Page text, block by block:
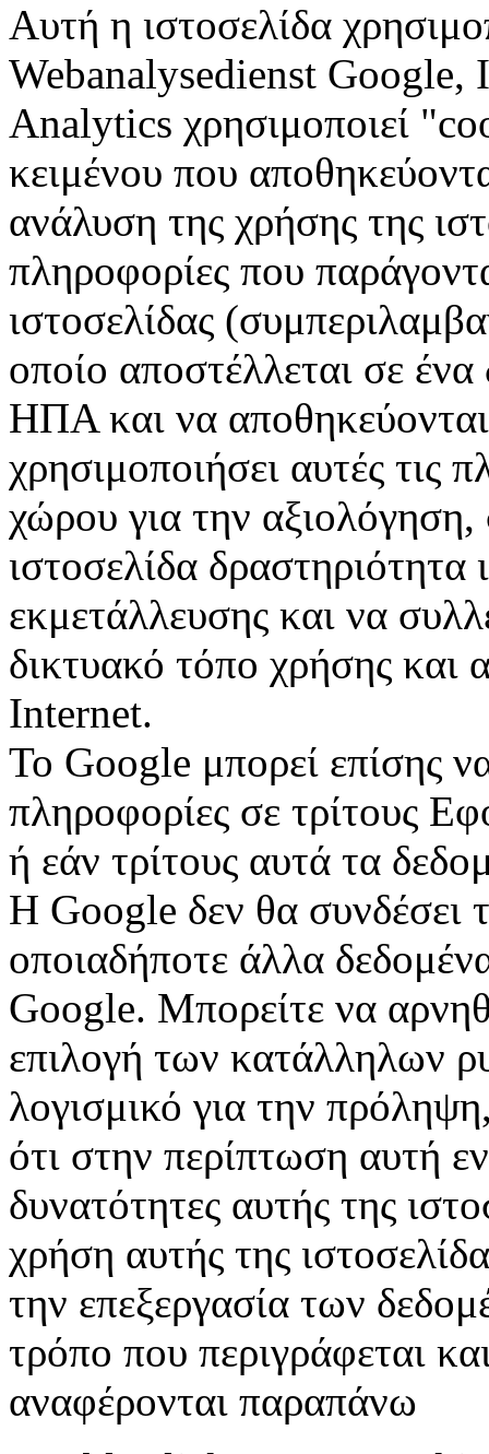
Αυτή η ιστοσελίδα
Webanalysedienst
Analytics χρησιμοποιεί
κειμένου που
ανάλυση της χρήσης της
πληροφορίες που
ιστοσελίδας
οποίο αποστέλλεται σε
ΗΠΑ και να
χρησιμοποιήσει αυτές τις
χώρου για την αξιολόγηση,
ιστοσελίδα δραστηριότητα
εκμετάλλευσης και να
δικτυακό τόπο χρήσης και
Internet.
Το Google μπορεί επίσης
πληροφορίες σε τρίτους
ή εάν τρίτους αυτά τα
Η Google δεν θα συνδέσει
οποιαδήποτε άλλα
Google. Μπορείτε να
επιλογή των κατάλληλων
λογισμικό για την
ότι στην περίπτωση αυτή
δυνατότητες αυτής της
χρήση αυτής της
την επεξεργασία των
τρόπο που περιγράφεται
αναφέρονται παραπάνω